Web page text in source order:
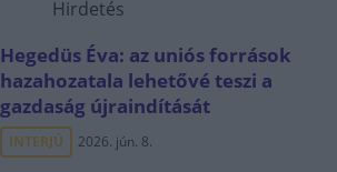
Hirdetés
Hegedüs Éva: az uniós források
hazahozatala lehetővé teszi a
gazdaság újraindítását
INTERJÚ 2026. jún. 8.